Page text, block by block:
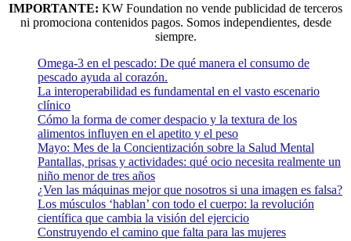
IMPORTANTE: KW Foundation no vende publicidad de terceros
ni promociona contenidos pagos. Somos independientes, desde
siempre.
Omega-3 en el pescado: De qué manera el consumo de
pescado ayuda al corazón.
La interoperabilidad es fundamental en el vasto escenario
clínico
Cómo la forma de comer despacio y la textura de los
alimentos influyen en el apetito y el peso
Mayo: Mes de la Concientización sobre la Salud Mental
Pantallas, prisas y actividades: qué ocio necesita realmente un
niño menor de tres años
¿Ven las máquinas mejor que nosotros si una imagen es falsa?
Los músculos ‘hablan’ con todo el cuerpo: la revolución
científica que cambia la visión del ejercicio
Construyendo el camino que falta para las mujeres